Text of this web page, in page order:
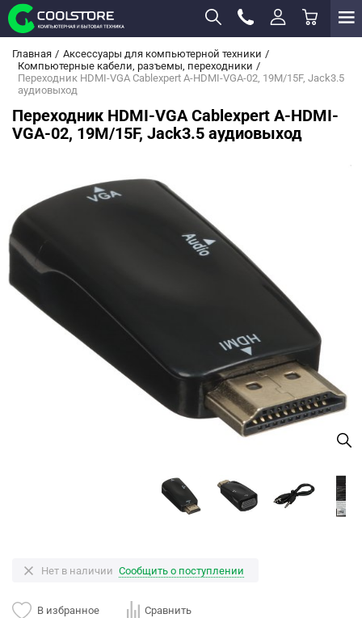
Главная
Аксессуары для компьютерной техники
Компьютерные кабели, разъемы, переходники
Переходник HDMI-VGA Cablexpert A-HDMI-VGA-02, 19M/15F, Jack3.5
аудиовыход
Переходник HDMI-VGA Cablexpert A-HDMI-
VGA-02, 19M/15F, Jack3.5 аудиовыход
Нет в наличии Сообщить о поступлении
В избранное Сравнить